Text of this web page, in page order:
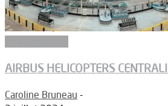
AIRBUS HELICOPTERS
Caroline Bruneau -